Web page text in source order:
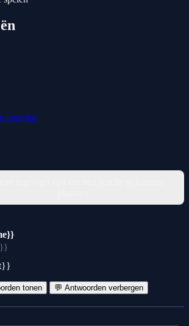
amazing
tonen 💬 Antwoorden verbergen